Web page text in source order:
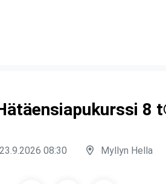
8
23.9.2026 08:30 Myllyn Hella